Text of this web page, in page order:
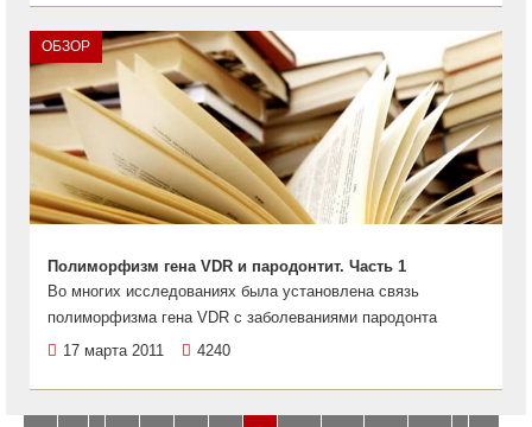
ОБЗОР
Полиморфизм гена VDR и пародонтит. Часть 1
Во многих исследованиях была установлена связь
полиморфизма гена VDR с заболеваниями пародонта
17 марта 2011
4240